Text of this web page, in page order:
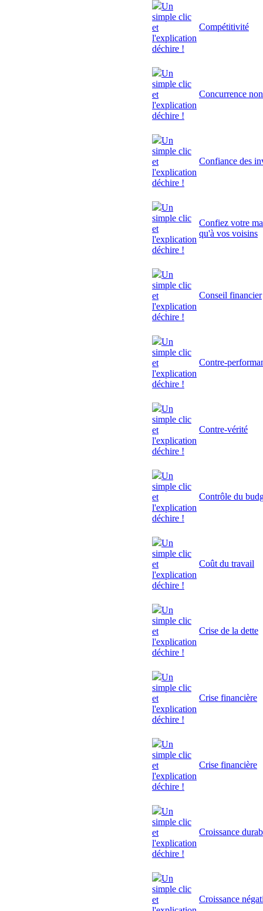
Un
simple clic
et
l'explication
déchire !
Compétitivité
Un
simple clic
et
l'explication
déchire !
Concurrence
Un
simple clic
et
l'explication
déchire !
Confiance des
Un
simple clic
et
l'explication
déchire !
Confiez votre
qu'à vos voisins
Un
simple clic
et
l'explication
déchire !
Conseil financier
Un
simple clic
et
l'explication
déchire !
Contre-
Un
simple clic
et
l'explication
déchire !
Contre-vérité
Un
simple clic
et
l'explication
déchire !
Contrôle du
Un
simple clic
et
l'explication
déchire !
Coût du travail
Un
simple clic
et
l'explication
déchire !
Crise de la dette
Un
simple clic
et
l'explication
déchire !
Crise financière
Un
simple clic
et
l'explication
déchire !
Crise financière
Un
simple clic
et
l'explication
déchire !
Croissance
Un
simple clic
et
Croissance